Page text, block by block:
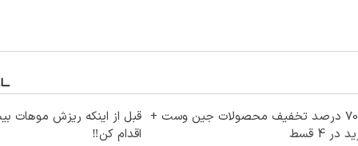
تا 70 درصد تخفیف محصولات جین وست +
در 4 قسط
قبل از اینکه ریزش موهات
اقدام کن‼️